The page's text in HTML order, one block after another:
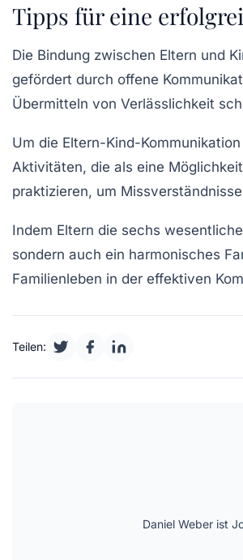
Tipps für eine
Die Bindung zwischen Eltern und
gefördert durch offene
Übermitteln von Verlässlichkeit
Um die Eltern-Kind-Kommunikation
Aktivitäten, die als eine
praktizieren, um
Indem Eltern die sechs
sondern auch ein harmonisches
Familienleben in der effektiven
Teilen:
Daniel Weber ist